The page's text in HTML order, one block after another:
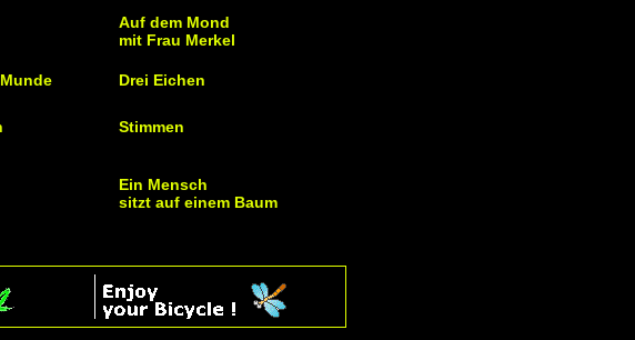
Auf dem Mond
mit Frau Merkel
Drei Eichen
Stimmen
Ein Mensch
sitzt auf einem Baum